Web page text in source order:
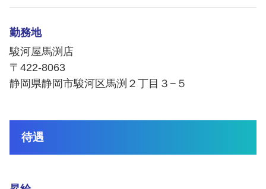
勤務地
駿河屋馬渕店
〒422-8063
静岡県静岡市駿河区馬渕２丁目３−５
待遇